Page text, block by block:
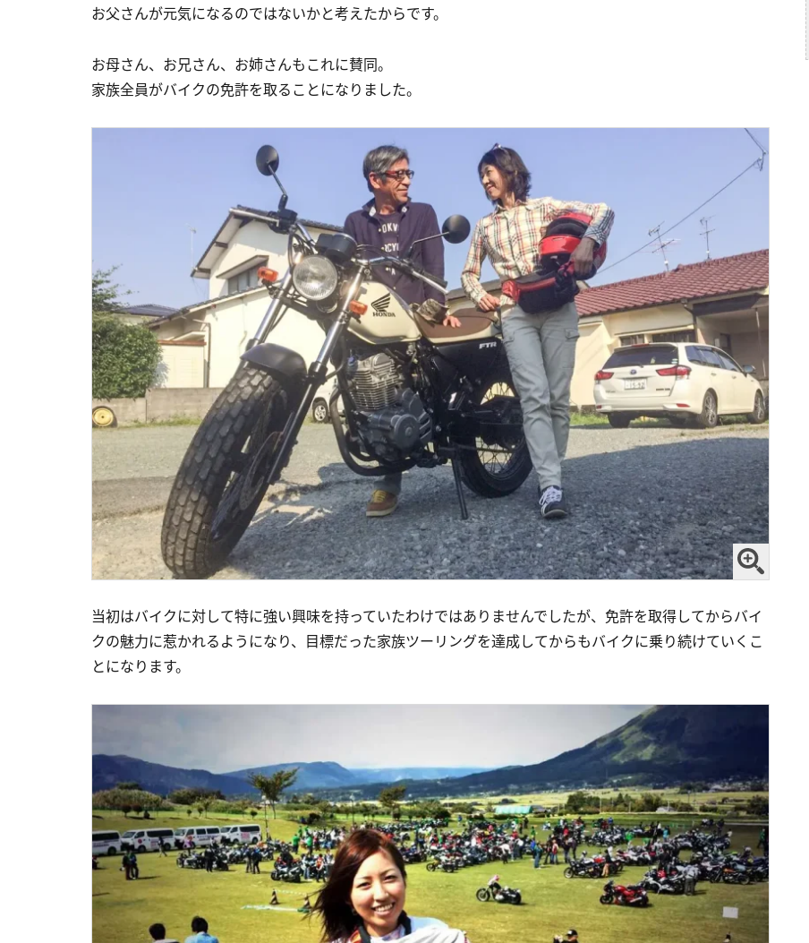
お父さんが元気になるのではないかと考えたからです。
お母さん、お兄さん、お姉さんもこれに賛同。
家族全員がバイクの免許を取ることになりました。
当初はバイクに対して特に強い興味を持っていたわけではありませんでしたが、免許を取得してからバイ
クの魅力に惹かれるようになり、目標だった家族ツーリングを達成してからもバイクに乗り続けていくこ
とになります。